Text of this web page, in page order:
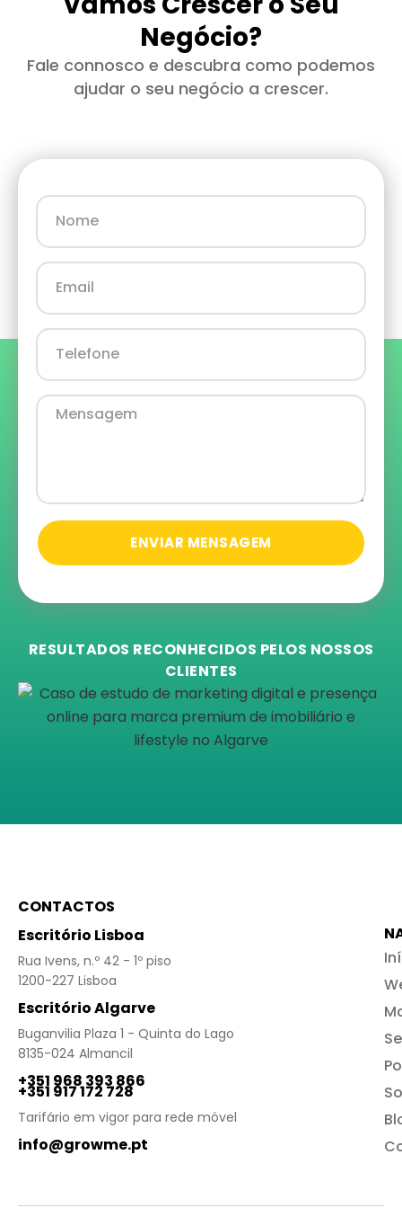
Negócio?
Fale connosco e descubra como podemos
ajudar o seu negócio a crescer.
ENVIAR MENSAGEM
RESULTADOS RECONHECIDOS PELOS NOSSOS
CLIENTES
CONTACTOS
Escritório Lisboa
Rua Ivens, n.º 42 - 1º piso
1200-227 Lisboa
Escritório Algarve
Buganvilia Plaza 1 - Quinta do Lago
8135-024 Almancil
+351 968 393 866
+351 917 172 728
Tarifário em vigor para rede móvel
info@growme.pt